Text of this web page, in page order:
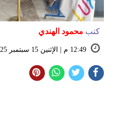
كتب محمود الهندي
12:49 م | الإثنين 15 سبتمبر 2025